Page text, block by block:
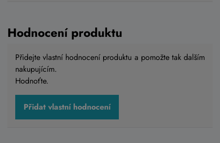
Hodnocení produktu
Přidejte vlastní hodnocení produktu a pomožte tak dalším
nakupujícím.
Hodnoťte.
Přidat vlastní hodnocení